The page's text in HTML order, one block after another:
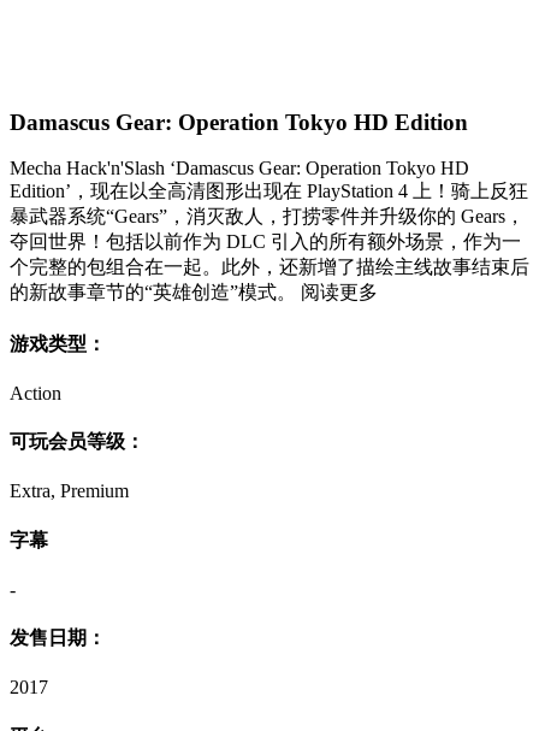
Damascus Gear: Operation Tokyo HD Edition
Mecha Hack'n'Slash ‘Damascus Gear: Operation Tokyo HD
Edition’，现在以全高清图形出现在 PlayStation 4 上！骑上反狂
暴武器系统“Gears”，消灭敌人，打捞零件并升级你的 Gears，
夺回世界！包括以前作为 DLC 引入的所有额外场景，作为一
个完整的包组合在一起。此外，还新增了描绘主线故事结束后
的新故事章节的“英雄创造”模式。 阅读更多
游戏类型：
Action
可玩会员等级：
Extra, Premium
字幕
-
发售日期：
2017